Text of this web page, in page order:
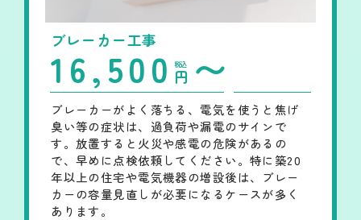
ブレーカー工事
16,500 円 〜
税込
ブレーカーがよく落ちる、電気を使うと焦げ
臭い等の症状は、過負荷や漏電のサインで
す。放置すると火災や感電の危険があるの
で、早めに点検依頼してください。特に築20
年以上の住宅や電気機器の増設後は、ブレー
カーの容量見直しが必要になるケースが多く
あります。